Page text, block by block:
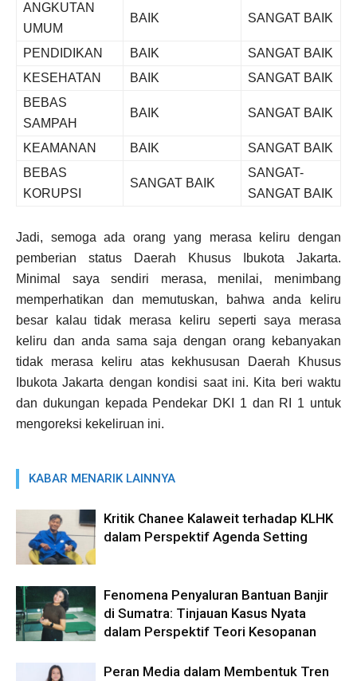
ANGKUTAN
UMUM
BAIK SANGAT BAIK
PENDIDIKAN BAIK
SANGAT BAIK
KESEHATAN
BAIK
SANGAT BAIK
BEBAS
SAMPAH
BAIK SANGAT BAIK
KEAMANAN BAIK
SANGAT BAIK
BEBAS
KORUPSI
SANGAT BAIK
SANGAT-
SANGAT BAIK
Jadi, semoga ada orang yang merasa keliru dengan
pemberian status Daerah Khusus Ibukota Jakarta.
Minimal saya sendiri merasa, menilai, menimbang
memperhatikan dan memutuskan, bahwa anda keliru
besar kalau tidak merasa keliru seperti saya merasa
keliru dan anda sama saja dengan orang kebanyakan
tidak merasa keliru atas kekhususan Daerah Khusus
Ibukota Jakarta dengan kondisi saat ini. Kita beri waktu
dan dukungan kepada Pendekar DKI 1 dan RI 1 untuk
mengoreksi kekeliruan ini.
KABAR MENARIK LAINNYA
Kritik Chanee Kalaweit terhadap KLHK
dalam Perspektif Agenda Setting
Fenomena Penyaluran Bantuan Banjir
di Sumatra: Tinjauan Kasus Nyata
dalam Perspektif Teori Kesopanan
Peran Media dalam Membentuk Tren